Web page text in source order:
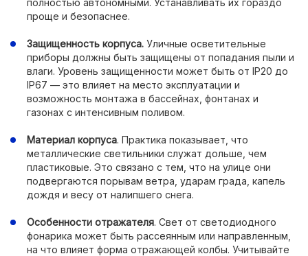
полностью автономными. Устанавливать их гораздо
проще и безопаснее.
Защищенность корпуса. Уличные осветительные
приборы должны быть защищены от попадания пыли и
влаги. Уровень защищенности может быть от IP20 до
IP67 — это влияет на место эксплуатации и
возможность монтажа в бассейнах, фонтанах и
газонах с интенсивным поливом.
Материал корпуса. Практика показывает, что
металлические светильники служат дольше, чем
пластиковые. Это связано с тем, что на улице они
подвергаются порывам ветра, ударам града, капель
дождя и весу от налипшего снега.
Особенности отражателя. Свет от светодиодного
фонарика может быть рассеянным или направленным,
на что влияет форма отражающей колбы. Учитывайте